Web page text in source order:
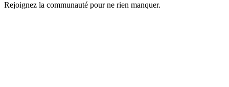
Rejoignez la communauté pour ne rien manquer.